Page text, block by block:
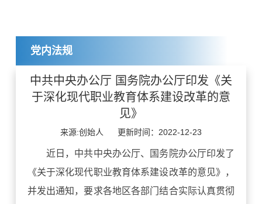
党内法规
中共中央办公厅 国务院办公厅印发《关
于深化现代职业教育体系建设改革的意
见》
来源:创始人 更新时间：2022-12-23
近日，中共中央办公厅、国务院办公厅印发了
《关于深化现代职业教育体系建设改革的意见》，
并发出通知，要求各地区各部门结合实际认真贯彻